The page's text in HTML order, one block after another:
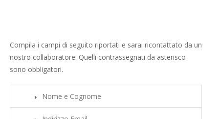
Compila i campi di seguito riportati e sarai ricontattato da un
nostro collaboratore. Quelli contrassegnati da asterisco
sono obbligatori.